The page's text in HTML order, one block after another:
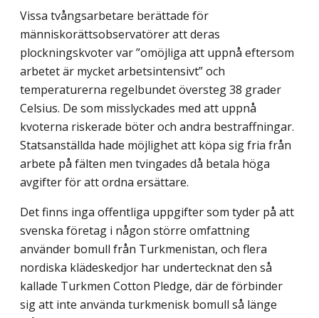
Vissa tvångsarbetare berättade för
människorättsobservatörer att deras
plockningskvoter var ”omöjliga att uppnå eftersom
arbetet är mycket arbetsintensivt” och
temperaturerna regelbundet översteg 38 grader
Celsius. De som misslyckades med att uppnå
kvoterna riskerade böter och andra bestraffningar.
Statsanställda hade möjlighet att köpa sig fria från
arbete på fälten men tvingades då betala höga
avgifter för att ordna ersättare.
Det finns inga offentliga uppgifter som tyder på att
svenska företag i någon större omfattning
använder bomull från Turkmenistan, och flera
nordiska klädeskedjor har undertecknat den så
kallade Turkmen Cotton Pledge, där de förbinder
sig att inte använda turkmenisk bomull så länge